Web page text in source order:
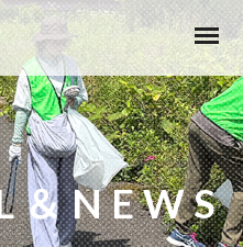
＆NEWS